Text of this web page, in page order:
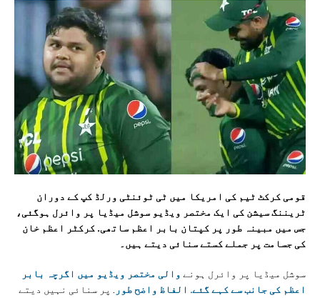
قومی کرکٹ ٹیم کی امریکا میں ٹی ٹوئنٹی ورلڈ کپ کے دوران
ٹریننگ سیشن کی ایک مختصر ویڈیو سوشل میڈیا پر وائرل ہوگئی،
جس میں مبینہ طور پر کپتان بابر اعظم ساتھی. کرکٹر اعظم خان
کی جسامت پر جملے کستے سنائی دیتے ہیں۔
سوشل میڈیا پر وائرل ہونے والی مختصر ویڈیو میں اگرچہ بابر
اعظم کی جانب سے کہے گئے. الفاظ واضح طور
. پر سنائی نہیں دیتے